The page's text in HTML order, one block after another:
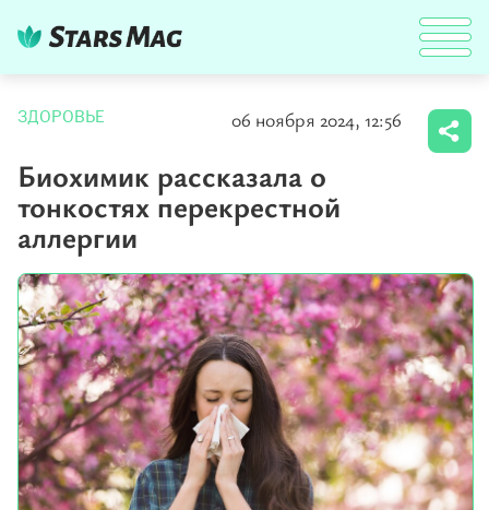
ЗДОРОВЬЕ 06 ноября 2024, 12:56
Биохимик рассказала о
тонкостях перекрестной
аллергии